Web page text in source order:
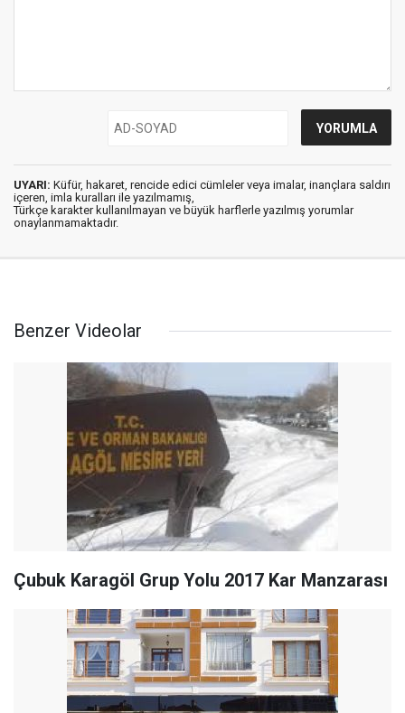
UYARI: Küfür, hakaret, rencide edici cümleler veya imalar, inançlara saldırı
içeren, imla kuralları ile yazılmamış,
Türkçe karakter kullanılmayan ve büyük harflerle yazılmış yorumlar
onaylanmamaktadır.
Benzer Videolar
Çubuk Karagöl Grup Yolu 2017 Kar Manzarası